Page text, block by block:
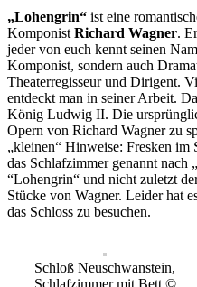
„Lohengrin“ ist eine
Komponist Richard Wagner.
jeder von euch kennt seinen
Komponist, sondern auch
Theaterregisseur und Dirigent.
entdeckt man in seiner Arbeit.
König Ludwig II. Die
Opern von Richard Wagner zu
„kleinen“ Hinweise: Fresken im
das Schlafzimmer genannt nach
“Lohengrin“ und nicht zuletzt
Stücke von Wagner. Leider hat
das Schloss zu besuchen.
Schloß Neuschwanstein,
Schlafzimmer mit Bett ©